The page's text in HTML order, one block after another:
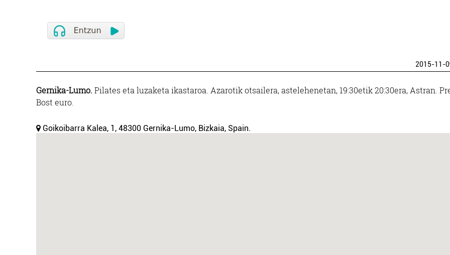
2015-11-
Gernika-Lumo. Pilates eta luzaketa ikastaroa. Azarotik otsailera, astelehenetan, 19:30etik 20:30era, Astran.
Bost euro.
Goikoibarra Kalea, 1, 48300 Gernika-Lumo, Bizkaia, Spain.